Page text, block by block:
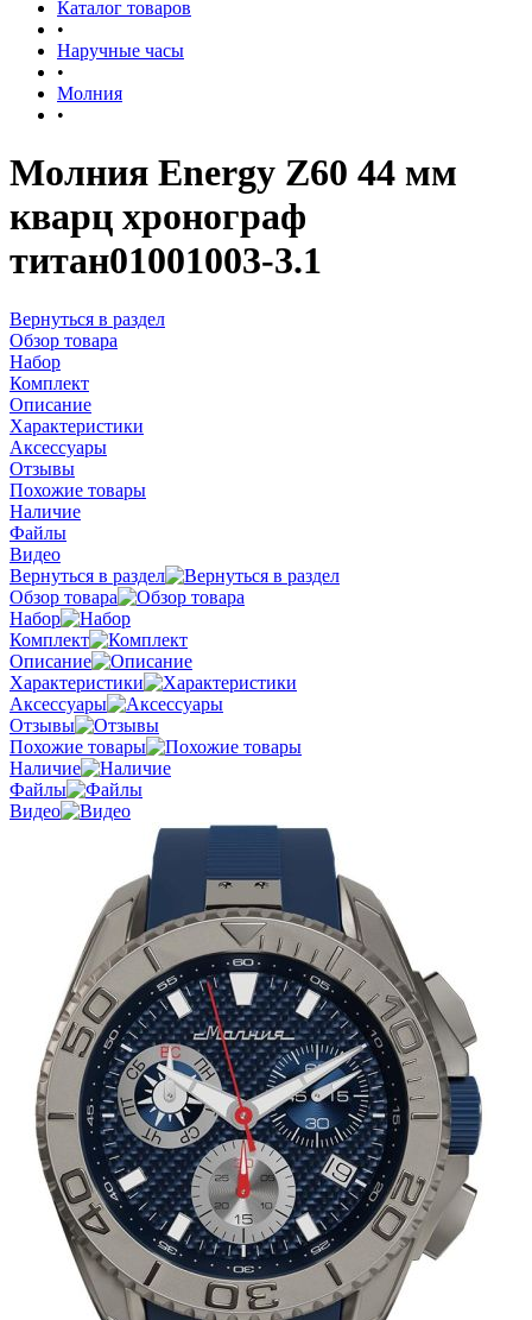
Каталог товаров
•
Наручные часы
•
Молния
•
Молния Energy Z60 44 мм
кварц хронограф
титан01001003-3.1
Вернуться в раздел
Обзор товара
Набор
Комплект
Описание
Характеристики
Аксессуары
Отзывы
Похожие товары
Наличие
Файлы
Видео
Вернуться в раздел
Обзор товара
Набор
Комплект
Описание
Характеристики
Аксессуары
Отзывы
Похожие товары
Наличие
Файлы
Видео